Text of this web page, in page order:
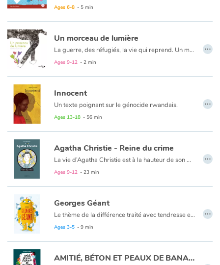
Ages 6-8 - 5 min
Un morceau de lumière
La guerre, des réfugiés, la vie qui reprend. Un morceau de lumière est un album poétique et optimiste sur la résilience.
Ages 9-12 - 2 min
…
Innocent
Un texte poignant sur le génocide rwandais.
Ages 13-18 - 56 min
…
Agatha Christie - Reine du crime
La vie d’Agatha Christie est à la hauteur de son œuvre ! Elle est passionnante !
Elle fut infirmière pendant la Première Guerre mondiale. Son diplôme de préparatrice en pharmacie lui donna le goût des poisons et autres mixtures implacables pour les crimes de ses romans à venir… Grâce à son second mari elle se plongea dans l’archéologie. Ses intrigues prirent alors la couleur des chantiers de fouilles ! Sa vie et son œuvre se confondent.
Ages 9-12 - 23 min
…
Georges Géant
Le thème de la différence traité avec tendresse et humour. Mais aussi celui du rôle joué par ceux qui viennent en aide aux victimes de guerre.
Ages 3-5 - 9 min
…
AMITIÉ, BÉTON ET PEAUX DE BANANES